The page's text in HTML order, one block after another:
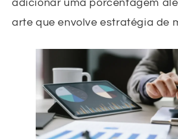
adicionar uma porcentagem
arte que envolve estratégia de